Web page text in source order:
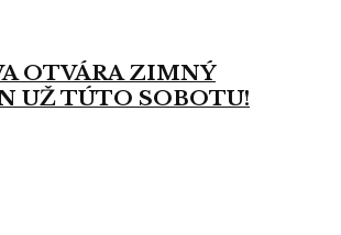
OTVÁRA ZIMNÝ
UŽ TÚTO SOBOTU!